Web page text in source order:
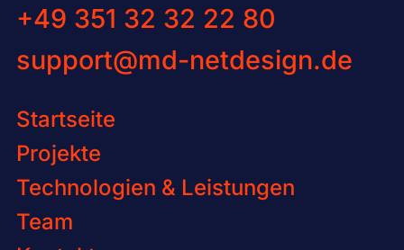
Kontaktiere uns via Telefon
+49 351 32 32 22 80
Kontaktiere uns via E-Mail an
support@md-netdesign.de
Startseite
Projekte
Technologien & Leistungen
Team